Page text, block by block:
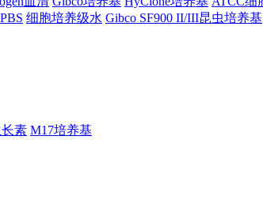
PBS 细胞培养级水 Gibco SF900 II/III昆虫培养基
素 M17培养基